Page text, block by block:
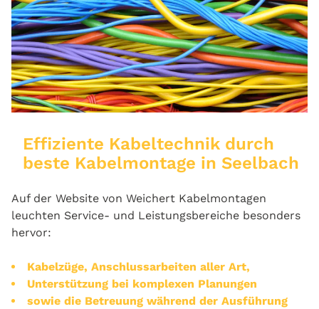
Effiziente Kabeltechnik durch
beste Kabelmontage in Seelbach
Auf der Website von Weichert Kabelmontagen
leuchten Service‑ und Leistungsbereiche besonders
hervor:
Kabelzüge, Anschlussarbeiten aller Art,
Unterstützung bei komplexen Planungen
sowie die Betreuung während der Ausführung